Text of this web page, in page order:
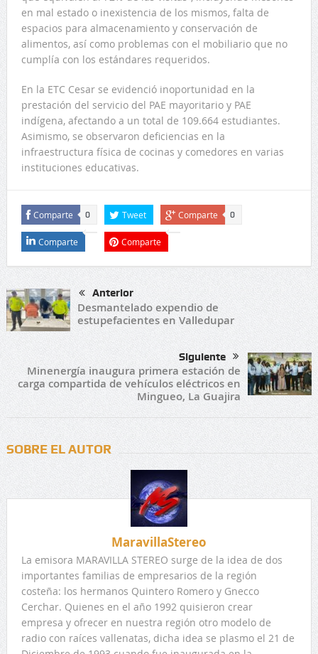
en mal estado o inexistencia de los mismos, falta de
espacios para almacenamiento y conservación de
alimentos, así como problemas con el mobiliario que no
cumplía con los estándares requeridos.
En la ETC Cesar se evidenció inoportunidad en la
prestación del servicio del PAE mayoritario y PAE
indígena, afectando a un total de 109.664 estudiantes.
Asimismo, se observaron deficiencias en la
infraestructura física de cocinas y comedores en varias
instituciones educativas.
Comparte 0 Tweet Comparte 0
Comparte Comparte
Anterior
Desmantelado expendio de
estupefacientes en Valledupar
Siguiente
Minenergía inaugura primera estación de
carga compartida de vehículos eléctricos en
Mingueo, La Guajira
SOBRE EL AUTOR
MaravillaStereo
La emisora MARAVILLA STEREO surge de la idea de dos
importantes familias de empresarios de la región
costeña: los hermanos Quintero Romero y Gnecco
Cerchar. Quienes en el año 1992 quisieron crear
empresa y ofrecer en nuestra región otro modelo de
radio con raíces vallenatas, dicha idea se plasmo el 21 de